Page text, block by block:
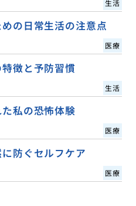
生活
の日常生活の注意点
医療
徴と予防習慣
生活
私の恐怖体験
医療
防ぐセルフケア
医療